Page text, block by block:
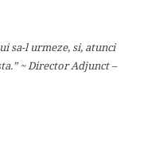
sa-l urmeze, si, atunci
~ Director Adjunct –